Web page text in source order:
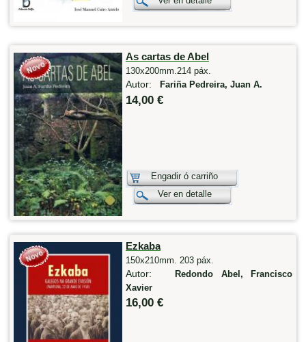
As cartas de Abel
130x200mm.214 páx.
Autor: Fariña Pedreira, Juan A.
14,00 €
Engadir ó carriño
Ver en detalle
Ezkaba
150x210mm. 203 páx.
Autor:Redondo Abel, Francisco
Xavier
16,00 €